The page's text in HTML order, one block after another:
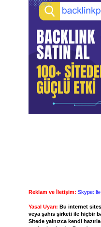
Reklam ve İletişim: Skype:
Yasal Uyarı: Bu internet
veya şahıs şirketi ile hiçbir
Sitede yalnızca kendi